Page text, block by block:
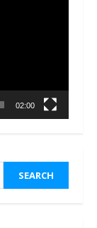
02:00